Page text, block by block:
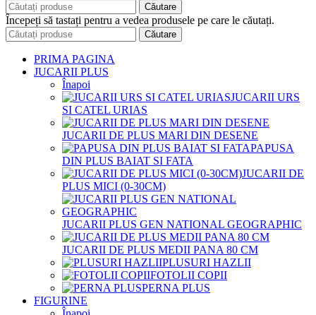
Căutare
Începeți să tastați pentru a vedea produsele pe care le căutați.
Căutare
PRIMA PAGINA
JUCARII PLUS
Înapoi
JUCARII URS
SI CATEL URIAS
JUCARII DE PLUS MARI DIN DESENE
PAPUSA
DIN PLUS BAIAT SI FATA
JUCARII DE
PLUS MICI (0-30CM)
JUCARII PLUS GEN NATIONAL GEOGRAPHIC
JUCARII DE PLUS MEDII PANA 80 CM
PLUSURI HAZLII
FOTOLII COPII
PERNA PLUS
FIGURINE